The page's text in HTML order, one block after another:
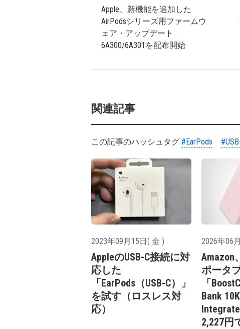
Apple、新機能を追加した
AirPodsシリーズ用ファームウ
ェア・アップデート
6A300/6A301を配布開始
関連記事
この記事のハッシュタグ #EarPods
2023年09月15日( 金 )
AppleのUSB-C接続に対
応した
「EarPods（USB-C）」
を試す（ロスレス対
応）
2026年06
Amazon
ポータ
「
Bank
2,227円